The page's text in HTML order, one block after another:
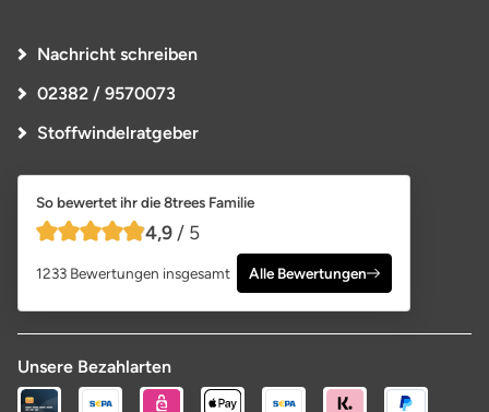
Nachricht schreiben
02382 / 9570073
Stoffwindelratgeber
So bewertet ihr die 8trees Familie
4,9 von 5 Sternen
4,9 / 5
1233 Bewertungen insgesamt Alle Bewertungen
Unsere Bezahlarten